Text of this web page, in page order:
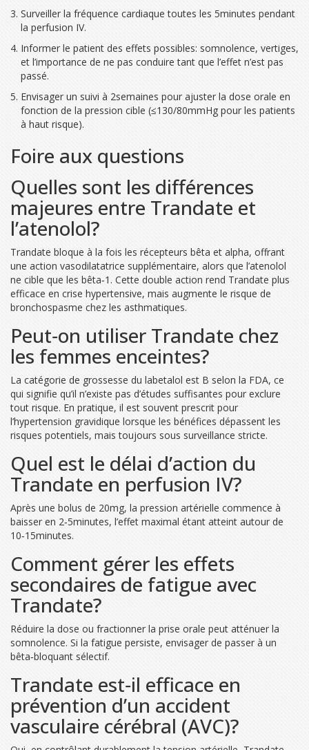
Surveiller la fréquence cardiaque toutes les 5minutes pendant
la perfusion IV.
Informer le patient des effets possibles: somnolence, vertiges,
et l’importance de ne pas conduire tant que l’effet n’est pas
passé.
Envisager un suivi à 2semaines pour ajuster la dose orale en
fonction de la pression cible (≤130/80mmHg pour les patients
à haut risque).
Foire aux questions
Quelles sont les différences
majeures entre Trandate et
l’atenolol?
Trandate bloque à la fois les récepteurs bêta et alpha, offrant
une action vasodilatatrice supplémentaire, alors que l’atenolol
ne cible que les bêta‑1. Cette double action rend Trandate plus
efficace en crise hypertensive, mais augmente le risque de
bronchospasme chez les asthmatiques.
Peut‑on utiliser Trandate chez
les femmes enceintes?
La catégorie de grossesse du labetalol est B selon la FDA, ce
qui signifie qu’il n’existe pas d’études suffisantes pour exclure
tout risque. En pratique, il est souvent prescrit pour
l’hypertension gravidique lorsque les bénéfices dépassent les
risques potentiels, mais toujours sous surveillance stricte.
Quel est le délai d’action du
Trandate en perfusion IV?
Après une bolus de 20mg, la pression artérielle commence à
baisser en 2‑5minutes, l’effet maximal étant atteint autour de
10‑15minutes.
Comment gérer les effets
secondaires de fatigue avec
Trandate?
Réduire la dose ou fractionner la prise orale peut atténuer la
somnolence. Si la fatigue persiste, envisager de passer à un
bêta‑bloquant sélectif.
Trandate est‑il efficace en
prévention d’un accident
vasculaire cérébral (AVC)?